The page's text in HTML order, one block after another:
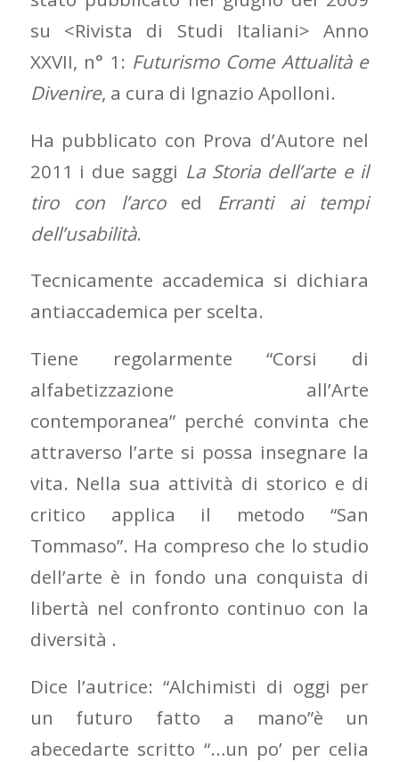
su <Rivista di Studi Italiani> Anno
XXVII, n° 1: Futurismo Come Attualità e
Divenire, a cura di Ignazio Apolloni.
Ha pubblicato con Prova d’Autore nel
2011 i due saggi La Storia dell’arte e il
tiro con l’arco ed Erranti ai tempi
dell’usabilità.
Tecnicamente accademica si dichiara
antiaccademica per scelta.
Tiene regolarmente “Corsi di
alfabetizzazione all’Arte
contemporanea” perché convinta che
attraverso l’arte si possa insegnare la
vita. Nella sua attività di storico e di
critico applica il metodo “San
Tommaso”. Ha compreso che lo studio
dell’arte è in fondo una conquista di
libertà nel confronto continuo con la
diversità .
Dice l’autrice: “Alchimisti di oggi per
un futuro fatto a mano”è un
abecedarte scritto “…un po’ per celia